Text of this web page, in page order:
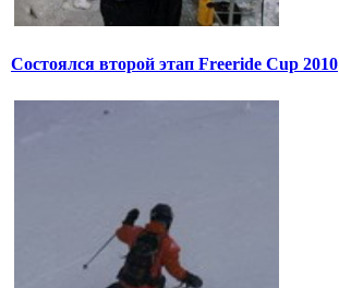
Состоялся второй этап Freeride Cup 2010